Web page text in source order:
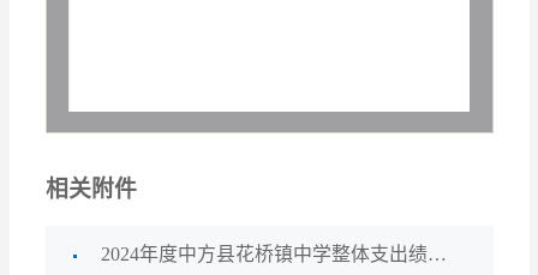
相关附件
2024年度中方县花桥镇中学整体支出绩效自评报告.pdf